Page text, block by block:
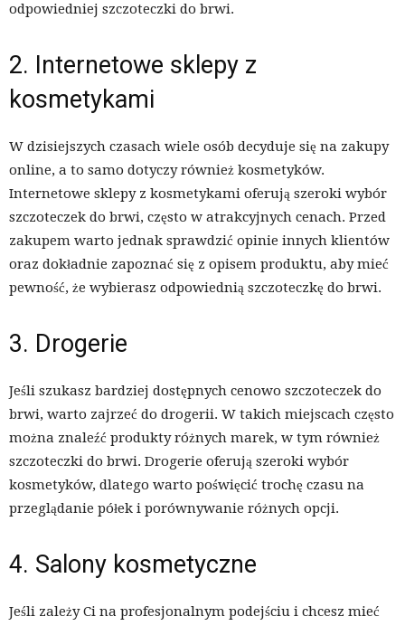
odpowiedniej szczoteczki do brwi.
2. Internetowe sklepy z
kosmetykami
W dzisiejszych czasach wiele osób decyduje się na zakupy
online, a to samo dotyczy również kosmetyków.
Internetowe sklepy z kosmetykami oferują szeroki wybór
szczoteczek do brwi, często w atrakcyjnych cenach. Przed
zakupem warto jednak sprawdzić opinie innych klientów
oraz dokładnie zapoznać się z opisem produktu, aby mieć
pewność, że wybierasz odpowiednią szczoteczkę do brwi.
3. Drogerie
Jeśli szukasz bardziej dostępnych cenowo szczoteczek do
brwi, warto zajrzeć do drogerii. W takich miejscach często
można znaleźć produkty różnych marek, w tym również
szczoteczki do brwi. Drogerie oferują szeroki wybór
kosmetyków, dlatego warto poświęcić trochę czasu na
przeglądanie półek i porównywanie różnych opcji.
4. Salony kosmetyczne
Jeśli zależy Ci na profesjonalnym podejściu i chcesz mieć